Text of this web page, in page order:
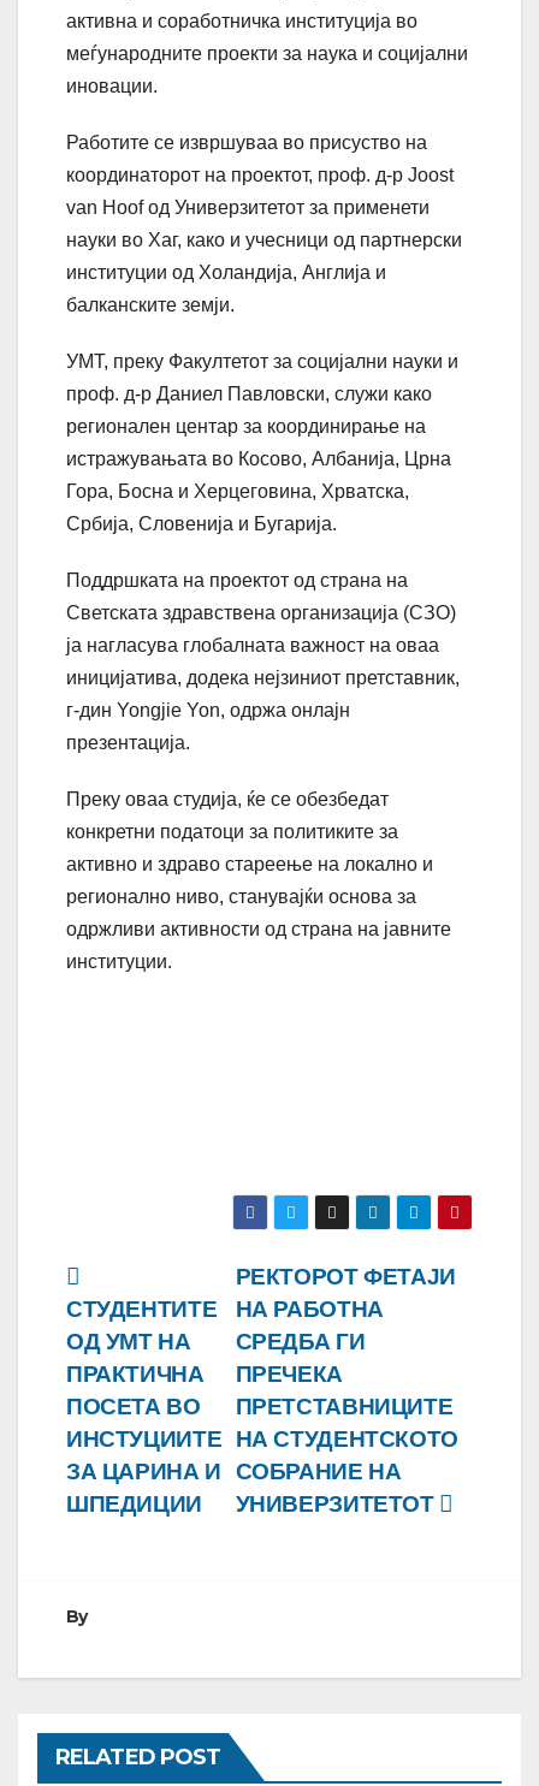
активна и соработничка институција во
меѓународните проекти за наука и социјални
иновации.
Работите се извршуваа во присуство на
координаторот на проектот, проф. д-р Joost
van Hoof од Универзитетот за применети
науки во Хаг, како и учесници од партнерски
институции од Холандија, Англија и
балканските земји.
УМТ, преку Факултетот за социјални науки и
проф. д-р Даниел Павловски, служи како
регионален центар за координирање на
истражувањата во Косово, Албанија, Црна
Гора, Босна и Херцеговина, Хрватска,
Србија, Словенија и Бугарија.
Поддршката на проектот од страна на
Светската здравствена организација (СЗО)
ја нагласува глобалната важност на оваа
иницијатива, додека нејзиниот претставник,
г-дин Yongjie Yon, одржа онлајн
презентација.
Преку оваа студија, ќе се обезбедат
конкретни податоци за политиките за
активно и здраво стареење на локално и
регионално ниво, станувајќи основа за
одржливи активности од страна на јавните
институции.
Навигација
на
напис
РЕКТОРОТ ФЕТАЈИ
НА РАБОТНА
СРЕДБА ГИ
ПРЕЧЕКА
ПРЕТСТАВНИЦИТЕ
НА СТУДЕНТСКОТО
СОБРАНИЕ НА
УНИВЕРЗИТЕТОТ
СТУДЕНТИТЕ
ОД УМТ НА
ПРАКТИЧНА
ПОСЕТА ВО
ИНСТУЦИИТЕ
ЗА ЦАРИНА И
ШПЕДИЦИИ
By
RELATED POST